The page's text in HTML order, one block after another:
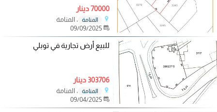
70000 دينار
المنامة
، المنامة
للبيع أرض تجارية في توبلي
303706 دينار
المنامة
، المنامة